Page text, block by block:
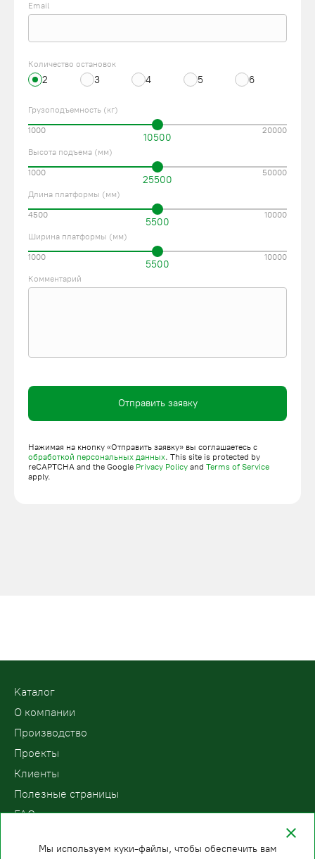
Email
Количество остановок
2 3 4 5 6
Грузоподъемность (кг)
10500
1000 20000
Высота подъема (мм)
25500
1000 50000
Длина платформы (мм)
5500
4500 10000
Ширина платформы (мм)
5500
1000 10000
Комментарий
Отправить заявку
Нажимая на кнопку «Отправить заявку» вы соглашаетесь с
обработкой персональных данных. This site is protected by
reCAPTCHA and the Google Privacy Policy and Terms of Service
apply.
Kаталог
О компании
Производство
Проекты
Клиенты
Полезные страницы
FAQ
Мы используем куки-файлы, чтобы обеспечить вам